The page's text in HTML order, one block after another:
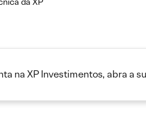
na XP Investimentos, abra a